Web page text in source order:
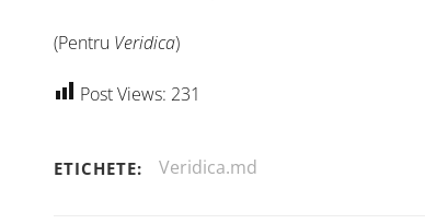
(Pentru Veridica)
Post Views: 231
ETICHETE: Veridica.md